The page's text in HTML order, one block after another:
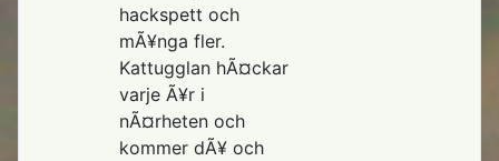
hackspett och
mÃ¥nga fler.
Kattugglan hÃ¤ckar
varje Ã¥r i
nÃ¤rheten och
kommer dÃ¥ och